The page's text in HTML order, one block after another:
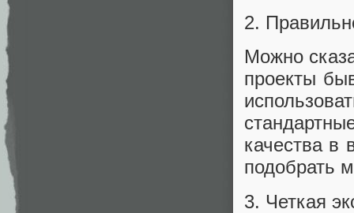
2.
Можно
проекты
качества в
подобрать
3. Четкая